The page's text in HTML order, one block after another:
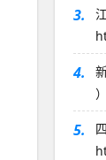
3.
4.
）
5.